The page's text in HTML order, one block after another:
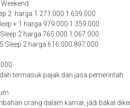
2 harga 1.271.000 1.639.000
+ 1 harga 979.000 1.359.000
2 harga 765.000 1.067.000
Sleep 2 harga 616.000 897.000
termasuk pajak dan jasa pemerintah
orang dalam kamar, jadi bakal